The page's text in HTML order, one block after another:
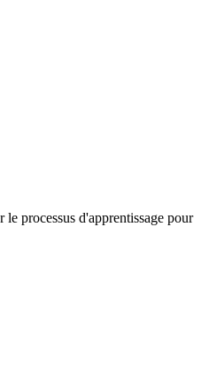
processus d'apprentissage pour